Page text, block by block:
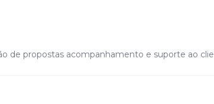
de propostas acompanhamento e suporte ao